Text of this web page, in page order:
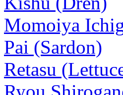
Momoiya
Pai (Sardon)
Retasu